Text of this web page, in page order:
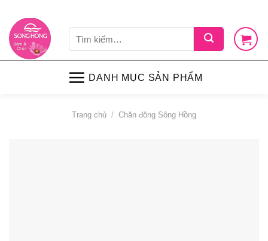
content
kiếm:
DANH MỤC SẢN PHẨM
Trang chủ / Chăn đông Sông Hồng